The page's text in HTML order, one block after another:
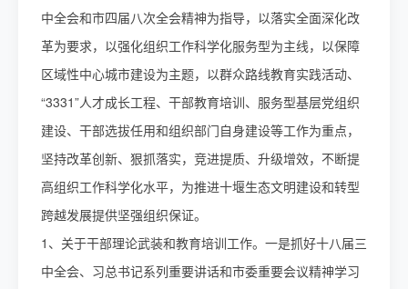
中全会和市四届八次全会精神为指导，以落实全面深化改
革为要求，以强化组织工作科学化服务型为主线，以保障
区域性中心城市建设为主题，以群众路线教育实践活动、
“3331”人才成长工程、干部教育培训、服务型基层党组织
建设、干部选拔任用和组织部门自身建设等工作为重点，
坚持改革创新、狠抓落实，竞进提质、升级增效，不断提
高组织工作科学化水平，为推进十堰生态文明建设和转型
跨越发展提供坚强组织保证。
1、关于干部理论武装和教育培训工作。一是抓好十八届三
中全会、习总书记系列重要讲话和市委重要会议精神学习